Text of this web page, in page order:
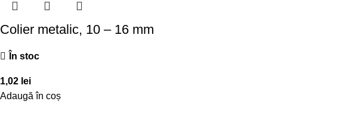
Colier metalic, 10 – 16 mm
În stoc
1,02 lei
Adaugă în coș